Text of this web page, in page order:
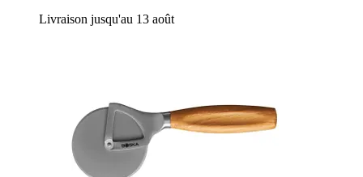
Livraison jusqu'au 13 août